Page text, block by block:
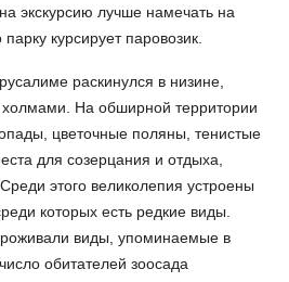
экскурсию лучше намечать на
курсирует паровозик.
раскинулся в низине,
На обширной территории
цветочные поляны, тенистые
для созерцания и отдыха,
этого великолепия устроены
которых есть редкие виды.
виды, упоминаемые в
обитателей зоосада